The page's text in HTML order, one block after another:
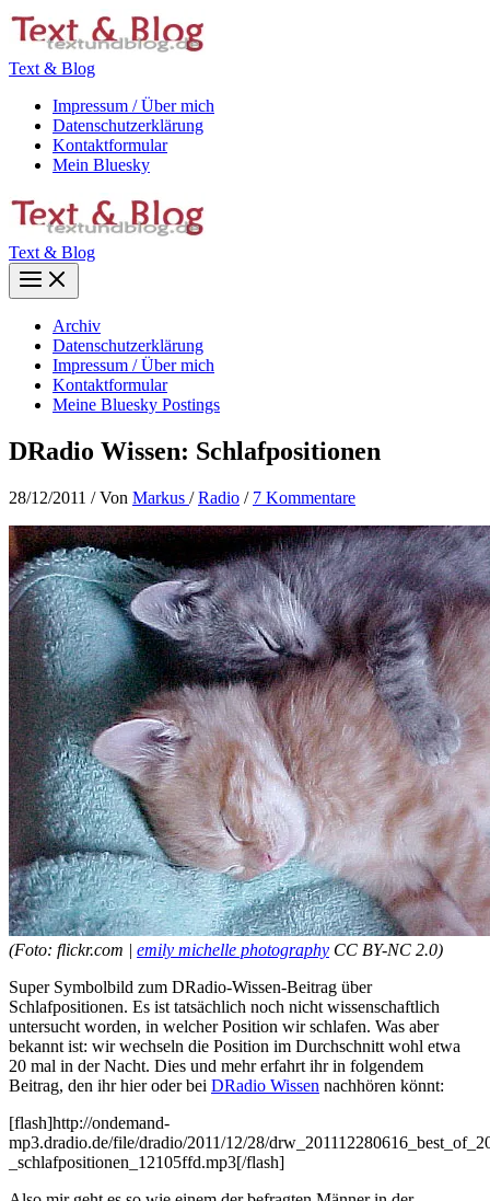
Zum
Inhalt
Text & Blog
Impressum / Über mich
Datenschutzerklärung
Kontaktformular
Mein Bluesky
Text & Blog
Main
Menu
Archiv
Datenschutzerklärung
Impressum / Über mich
Kontaktformular
Meine Bluesky Postings
DRadio Wissen: Schlafpositionen
28/12/2011 / Von Markus /Radio / 7 Kommentare
(Foto: flickr.com | emily michelle photography CC BY-NC 2.0)
Super Symbolbild zum DRadio-Wissen-Beitrag über
Schlafpositionen. Es ist tatsächlich noch nicht wissenschaftlich
untersucht worden, in welcher Position wir schlafen. Was aber
bekannt ist: wir wechseln die Position im Durchschnitt wohl etwa
20 mal in der Nacht. Dies und mehr erfahrt ihr in folgendem
Beitrag, den ihr hier oder bei DRadio Wissen nachhören könnt:
[flash]http://ondemand-
mp3.dradio.de/file/dradio/2011/12/28/
_schlafpositionen_12105ffd.mp3[/flash]